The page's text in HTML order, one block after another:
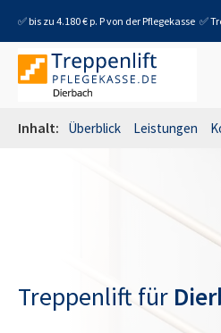
✅ bis zu 4.180 € p. P von der Pflegekasse ✅
Inhalt: Überblick Leistungen
Treppenlift für